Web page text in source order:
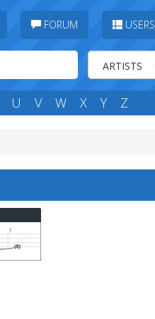
FORUM USERS
U V W X Y Z